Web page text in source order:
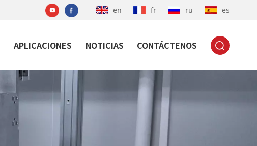
en fr ru es
APLICACIONES NOTICIAS CONTÁCTENOS